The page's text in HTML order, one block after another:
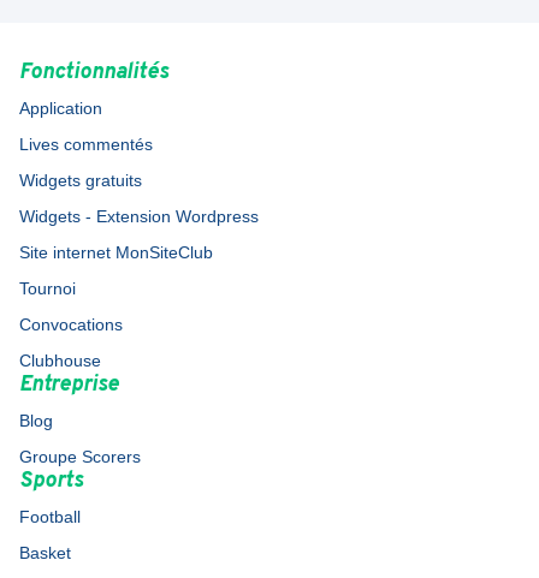
Fonctionnalités
Application
Lives commentés
Widgets gratuits
Widgets - Extension Wordpress
Site internet MonSiteClub
Tournoi
Convocations
Clubhouse
Entreprise
Blog
Groupe Scorers
Sports
Football
Basket